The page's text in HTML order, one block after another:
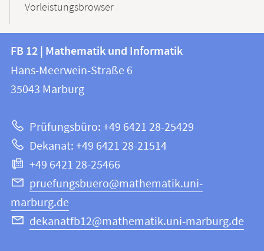
Vorleistungsbrowser
Kontakt
und
Informationen
Website
FB
12
|
und
Informatik
FB 12 | Mathematik und Informatik
Hans-Meerwein-Straße 6
35043 Marburg
Prüfungsbüro: +49 6421 28-25429
Dekanat: +49 6421 28-21514
+49 6421 28-25466
pruefungsbuero@mathematik.uni-
marburg.de
dekanatfb12@mathematik.uni-marburg.de